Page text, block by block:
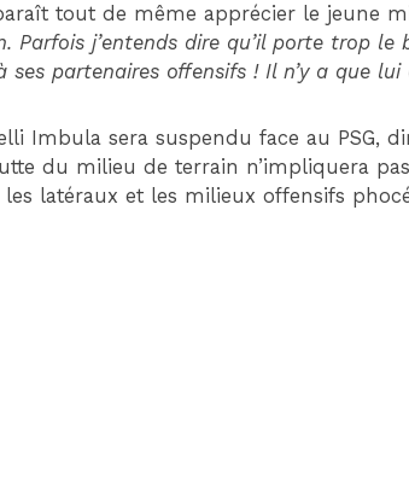
tout de même apprécier le jeune
Parfois j’entends dire qu’il porte trop
ses partenaires offensifs ! Il n’y a que
Imbula sera suspendu face au PSG,
du milieu de terrain n’impliquera
latéraux et les milieux offensifs